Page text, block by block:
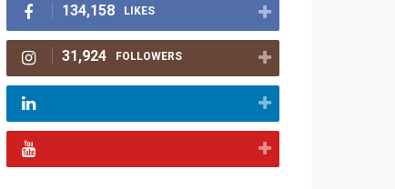
134,158 LIKES
31,924 FOLLOWERS